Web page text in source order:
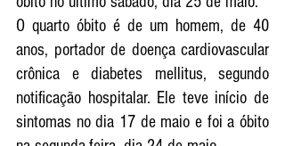
O quarto óbito é de um homem, de 40
anos, portador de doença cardiovascular
crônica e diabetes mellitus, segundo
notificação hospitalar. Ele teve início de
sintomas no dia 17 de maio e foi a óbito